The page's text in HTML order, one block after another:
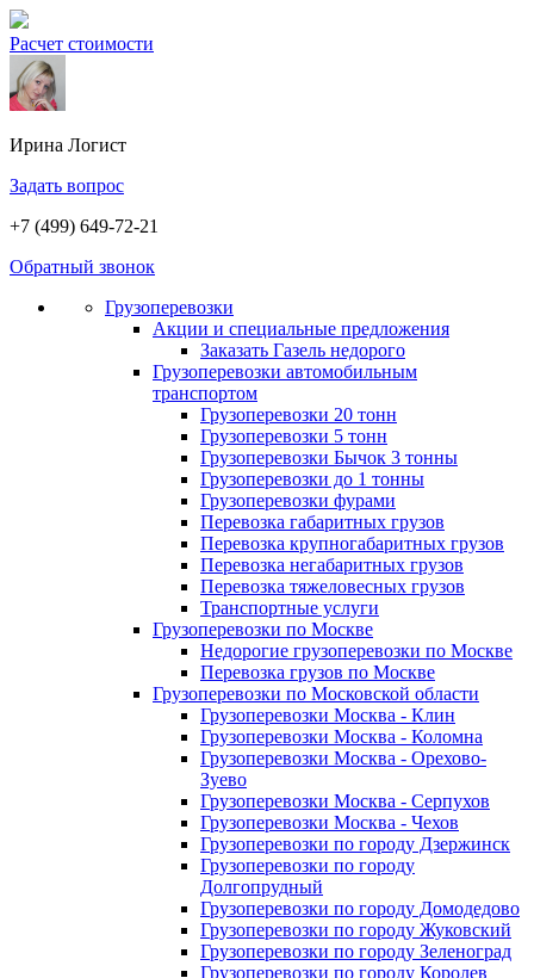
Расчет стоимости
Ирина Логист
Задать вопрос
+7 (499) 649-72-21
Обратный звонок
Грузоперевозки
Акции и специальные предложения
Заказать Газель недорого
Грузоперевозки автомобильным
транспортом
Грузоперевозки 20 тонн
Грузоперевозки 5 тонн
Грузоперевозки Бычок 3 тонны
Грузоперевозки до 1 тонны
Грузоперевозки фурами
Перевозка габаритных грузов
Перевозка крупногабаритных грузов
Перевозка негабаритных грузов
Перевозка тяжеловесных грузов
Транспортные услуги
Грузоперевозки по Москве
Недорогие грузоперевозки по Москве
Перевозка грузов по Москве
Грузоперевозки по Московской области
Грузоперевозки Москва - Клин
Грузоперевозки Москва - Коломна
Грузоперевозки Москва - Орехово-
Зуево
Грузоперевозки Москва - Серпухов
Грузоперевозки Москва - Чехов
Грузоперевозки по городу Дзержинск
Грузоперевозки по городу
Долгопрудный
Грузоперевозки по городу Домодедово
Грузоперевозки по городу Жуковский
Грузоперевозки по городу Зеленоград
Грузоперевозки по городу Королев